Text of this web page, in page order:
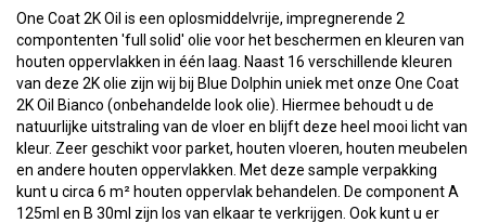
One Coat 2K Oil is een oplosmiddelvrije, impregnerende 2
compontenten 'full solid' olie voor het beschermen en kleuren van
houten oppervlakken in één laag. Naast 16 verschillende kleuren
van deze 2K olie zijn wij bij Blue Dolphin uniek met onze One Coat
2K Oil Bianco (onbehandelde look olie). Hiermee behoudt u de
natuurlijke uitstraling van de vloer en blijft deze heel mooi licht van
kleur. Zeer geschikt voor parket, houten vloeren, houten meubelen
en andere houten oppervlakken. Met deze sample verpakking
kunt u circa 6 m² houten oppervlak behandelen. De component A
125ml en B 30ml zijn los van elkaar te verkrijgen. Ook kunt u er